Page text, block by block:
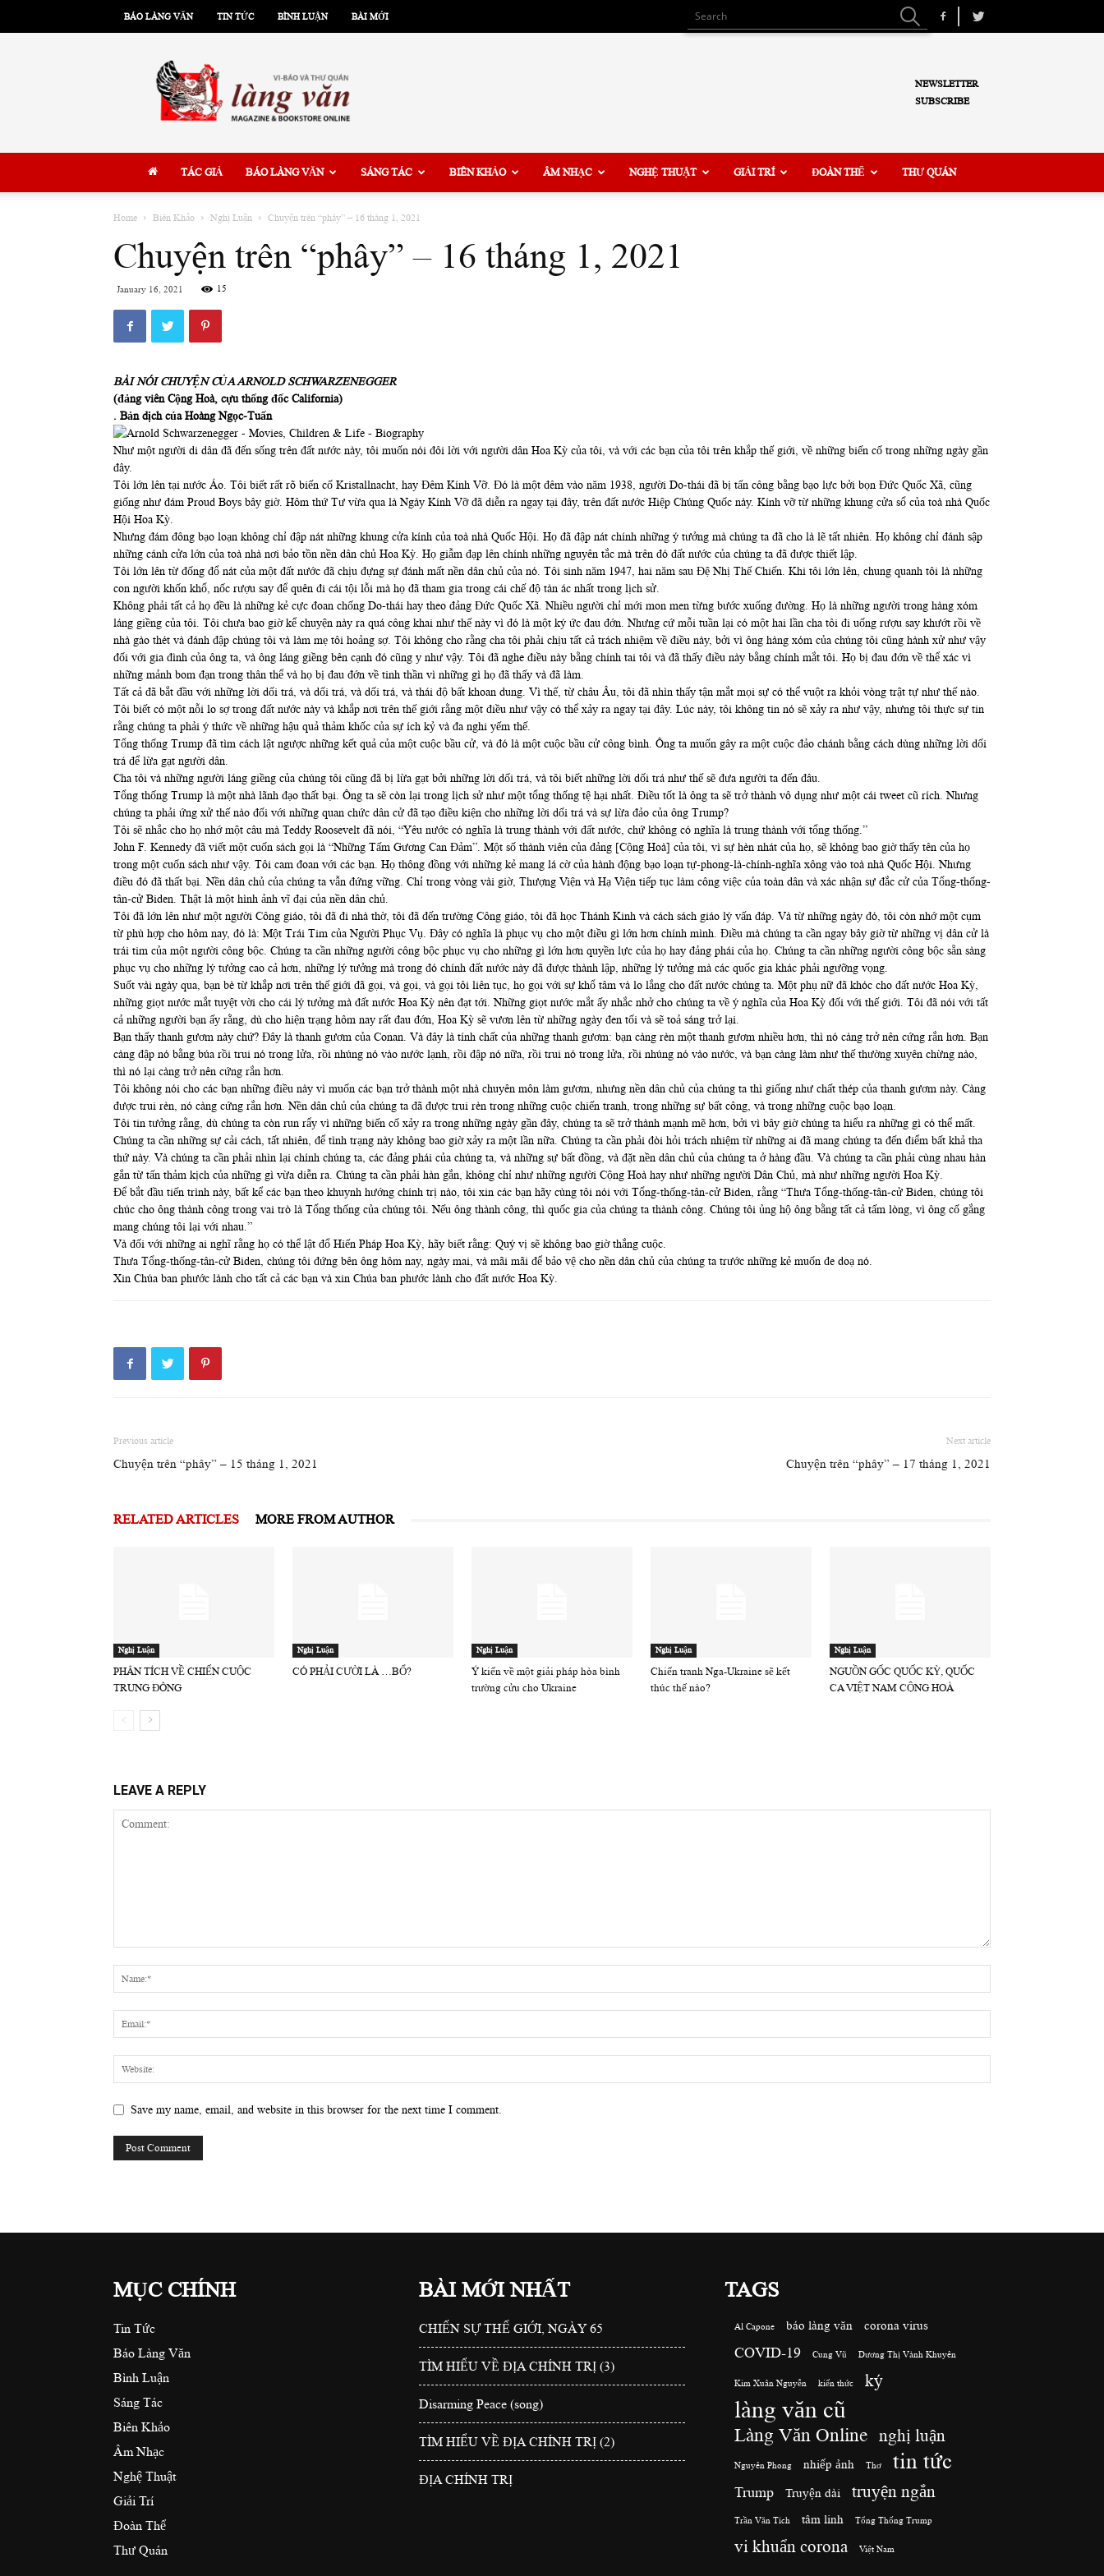
BÁO LÀNG VĂN TIN TỨC BÌNH LUẬN BÀI MỚI
Văn
NEWSLETTER
SUBSCRIBE
TÁC GIẢ BÁO LÀNG VĂN SÁNG TÁC BIÊN KHẢO ÂM NHẠC NGHỆ THUẬT GIẢI TRÍ ĐOÀN THỂ THƯ QUÁN
Home Biên Khảo Nghị Luận Chuyện trên “phây” – 16 tháng 1, 2021
Chuyện trên “phây” – 16 tháng 1, 2021
January 16, 2021 15
BÀI NÓI CHUYỆN CỦA ARNOLD SCHWARZENEGGER
(đảng viên Cộng Hoà, cựu thống đốc California)
. Bản dịch của Hoàng Ngọc-Tuấn
Như một người di dân đã đến sống trên đất nước này, tôi muốn nói đôi lời với người dân Hoa Kỳ của tôi, và với các bạn của tôi trên khắp thế giới, về những biến cố trong những ngày gần
đây.
Tôi lớn lên tại nước Áo. Tôi biết rất rõ biến cố Kristallnacht, hay Đêm Kính Vỡ. Đó là một đêm vào năm 1938, người Do-thái đã bị tấn công bằng bạo lực bởi bọn Đức Quốc Xã, cũng
giống như đám Proud Boys bây giờ. Hôm thứ Tư vừa qua là Ngày Kính Vỡ đã diễn ra ngay tại đây, trên đất nước Hiệp Chúng Quốc này. Kính vỡ từ những khung cửa sổ của toà nhà Quốc
Hội Hoa Kỳ.
Nhưng đám đông bạo loạn không chỉ đập nát những khung cửa kính của toà nhà Quốc Hội. Họ đã đập nát chính những ý tưởng mà chúng ta đã cho là lẽ tất nhiên. Họ không chỉ đánh sập
những cánh cửa lớn của toà nhà nơi bảo tồn nền dân chủ Hoa Kỳ. Họ giẫm đạp lên chính những nguyên tắc mà trên đó đất nước của chúng ta đã được thiết lập.
Tôi lớn lên từ đống đổ nát của một đất nước đã chịu đựng sự đánh mất nền dân chủ của nó. Tôi sinh năm 1947, hai năm sau Đệ Nhị Thế Chiến. Khi tôi lớn lên, chung quanh tôi là những
con người khốn khổ, nốc rượu say để quên đi cái tội lỗi mà họ đã tham gia trong cái chế độ tàn ác nhất trong lịch sử.
Không phải tất cả họ đều là những kẻ cực đoan chống Do-thái hay theo đảng Đức Quốc Xã. Nhiều người chỉ mới mon men từng bước xuống đường. Họ là những người trong hàng xóm
láng giềng của tôi. Tôi chưa bao giờ kể chuyện này ra quá công khai như thế này vì đó là một ký ức đau đớn. Nhưng cứ mỗi tuần lại có một hai lần cha tôi đi uống rượu say khướt rồi về
nhà gào thét và đánh đập chúng tôi và làm mẹ tôi hoảng sợ. Tôi không cho rằng cha tôi phải chịu tất cả trách nhiệm về điều này, bởi vì ông hàng xóm của chúng tôi cũng hành xử như vậy
đối với gia đình của ông ta, và ông láng giềng bên cạnh đó cũng y như vậy. Tôi đã nghe điều này bằng chính tai tôi và đã thấy điều này bằng chính mắt tôi. Họ bị đau đớn về thể xác vì
những mảnh bom đạn trong thân thể và họ bị đau đớn về tinh thần vì những gì họ đã thấy và đã làm.
Tất cả đã bắt đầu với những lời dối trá, và dối trá, và dối trá, và thái độ bất khoan dung. Vì thế, từ châu Âu, tôi đã nhìn thấy tận mắt mọi sự có thể vuột ra khỏi vòng trật tự như thế nào.
Tôi biết có một nỗi lo sợ trong đất nước này và khắp nơi trên thế giới rằng một điều như vậy có thể xảy ra ngay tại đây. Lúc này, tôi không tin nó sẽ xảy ra như vậy, nhưng tôi thực sự tin
rằng chúng ta phải ý thức về những hậu quả thảm khốc của sự ích kỷ và đa nghi yếm thế.
Tổng thống Trump đã tìm cách lật ngược những kết quả của một cuộc bầu cử, và đó là một cuộc bầu cử công bình. Ông ta muốn gây ra một cuộc đảo chánh bằng cách dùng những lời dối
trá để lừa gạt người dân.
Cha tôi và những người láng giềng của chúng tôi cũng đã bị lừa gạt bởi những lời dối trá, và tôi biết những lời dối trá như thế sẽ đưa người ta đến đâu.
Tổng thống Trump là một nhà lãnh đạo thất bại. Ông ta sẽ còn lại trong lịch sử như một tổng thống tệ hại nhất. Điều tốt là ông ta sẽ trở thành vô dụng như một cái tweet cũ rích. Nhưng
chúng ta phải ứng xử thế nào đối với những quan chức dân cử đã tạo điều kiện cho những lời dối trá và sự lừa đảo của ông Trump?
Tôi sẽ nhắc cho họ nhớ một câu mà Teddy Roosevelt đã nói, “Yêu nước có nghĩa là trung thành với đất nước, chứ không có nghĩa là trung thành với tổng thống.”
John F. Kennedy đã viết một cuốn sách gọi là “Những Tấm Gương Can Đảm”. Một số thành viên của đảng [Cộng Hoà] của tôi, vì sự hèn nhát của họ, sẽ không bao giờ thấy tên của họ
trong một cuốn sách như vậy. Tôi cam đoan với các bạn. Họ thông đồng với những kẻ mang lá cờ của hành động bạo loạn tự-phong-là-chính-nghĩa xông vào toà nhà Quốc Hội. Nhưng
điều đó đã thất bại. Nền dân chủ của chúng ta vẫn đứng vững. Chỉ trong vòng vài giờ, Thượng Viện và Hạ Viện tiếp tục làm công việc của toàn dân và xác nhận sự đắc cử của Tổng-thống-
tân-cử Biden. Thật là một hình ảnh vĩ đại của nền dân chủ.
Tôi đã lớn lên như một người Công giáo, tôi đã đi nhà thờ, tôi đã đến trường Công giáo, tôi đã học Thánh Kinh và cách sách giáo lý vấn đáp. Và từ những ngày đó, tôi còn nhớ một cụm
từ phù hợp cho hôm nay, đó là: Một Trái Tim của Người Phục Vụ. Đây có nghĩa là phục vụ cho một điều gì lớn hơn chính mình. Điều mà chúng ta cần ngay bây giờ từ những vị dân cử là
trái tim của một người công bộc. Chúng ta cần những người công bộc phục vụ cho những gì lớn hơn quyền lực của họ hay đảng phái của họ. Chúng ta cần những người công bộc sẵn sàng
phục vụ cho những lý tưởng cao cả hơn, những lý tưởng mà trong đó chính đất nước này đã được thành lập, những lý tưởng mà các quốc gia khác phải ngưỡng vọng.
Suốt vài ngày qua, bạn bè từ khắp nơi trên thế giới đã gọi, và gọi, và gọi tôi liên tục, họ gọi với sự khổ tâm và lo lắng cho đất nước chúng ta. Một phụ nữ đã khóc cho đất nước Hoa Kỳ,
những giọt nước mắt tuyệt vời cho cái lý tưởng mà đất nước Hoa Kỳ nên đạt tới. Những giọt nước mắt ấy nhắc nhở cho chúng ta về ý nghĩa của Hoa Kỳ đối với thế giới. Tôi đã nói với tất
cả những người bạn ấy rằng, dù cho hiện trạng hôm nay rất đau đớn, Hoa Kỳ sẽ vươn lên từ những ngày đen tối và sẽ toả sáng trở lại.
Bạn thấy thanh gươm này chứ? Đây là thanh gươm của Conan. Và đây là tính chất của những thanh gươm: bạn càng rèn một thanh gươm nhiều hơn, thì nó càng trở nên cứng rắn hơn. Bạn
càng đập nó bằng búa rồi trui nó trong lửa, rồi nhúng nó vào nước lạnh, rồi đập nó nữa, rồi trui nó trong lửa, rồi nhúng nó vào nước, và bạn càng làm như thế thường xuyên chừng nào,
thì nó lại càng trở nên cứng rắn hơn.
Tôi không nói cho các bạn những điều này vì muốn các bạn trở thành một nhà chuyên môn làm gươm, nhưng nền dân chủ của chúng ta thì giống như chất thép của thanh gươm này. Càng
được trui rèn, nó càng cứng rắn hơn. Nền dân chủ của chúng ta đã được trui rèn trong những cuộc chiến tranh, trong những sự bất công, và trong những cuộc bạo loạn.
Tôi tin tưởng rằng, dù chúng ta còn run rẩy vì những biến cố xảy ra trong những ngày gần đây, chúng ta sẽ trở thành mạnh mẽ hơn, bởi vì bây giờ chúng ta hiểu ra những gì có thể mất.
Chúng ta cần những sự cải cách, tất nhiên, để tình trạng này không bao giờ xảy ra một lần nữa. Chúng ta cần phải đòi hỏi trách nhiệm từ những ai đã mang chúng ta đến điểm bất khả tha
thứ này. Và chúng ta cần phải nhìn lại chính chúng ta, các đảng phái của chúng ta, và những sự bất đồng, và đặt nền dân chủ của chúng ta ở hàng đầu. Và chúng ta cần phải cùng nhau hàn
gắn từ tấn thảm kịch của những gì vừa diễn ra. Chúng ta cần phải hàn gắn, không chỉ như những người Cộng Hoà hay như những người Dân Chủ, mà như những người Hoa Kỳ.
Để bắt đầu tiến trình này, bất kể các bạn theo khuynh hướng chính trị nào, tôi xin các bạn hãy cùng tôi nói với Tổng-thống-tân-cử Biden, rằng “Thưa Tổng-thống-tân-cử Biden, chúng tôi
chúc cho ông thành công trong vai trò là Tổng thống của chúng tôi. Nếu ông thành công, thì quốc gia của chúng ta thành công. Chúng tôi ủng hộ ông bằng tất cả tấm lòng, vì ông cố gắng
mang chúng tôi lại với nhau.”
Và đối với những ai nghĩ rằng họ có thể lật đổ Hiến Pháp Hoa Kỳ, hãy biết rằng: Quý vị sẽ không bao giờ thắng cuộc.
Thưa Tổng-thống-tân-cử Biden, chúng tôi đứng bên ông hôm nay, ngày mai, và mãi mãi để bảo vệ cho nền dân chủ của chúng ta trước những kẻ muốn đe doạ nó.
Xin Chúa ban phước lành cho tất cả các bạn và xin Chúa ban phước lành cho đất nước Hoa Kỳ.
Previous article
Chuyện trên “phây” – 15 tháng 1, 2021
Next article
Chuyện trên “phây” – 17 tháng 1, 2021
RELATED ARTICLES MORE FROM AUTHOR
Nghị Luận
PHÂN TÍCH VỀ CHIẾN CUỘC
TRUNG ĐÔNG
Nghị Luận
CÓ PHẢI CƯỜI LÀ …BỔ?
Nghị Luận
Ý kiến về một giải pháp hòa bình
trường cửu cho Ukraine
Nghị Luận
Chiến tranh Nga-Ukraine sẽ kết
thúc thế nào?
Nghị Luận
NGUỒN GỐC QUỐC KỲ, QUỐC
CA VIỆT NAM CỘNG HOÀ
LEAVE A REPLY
Save my name, email, and website in this browser for the next time I comment.
MỤC CHÍNH
Tin Tức
Báo Làng Văn
Bình Luận
Sáng Tác
Biên Khảo
Âm Nhạc
Nghệ Thuật
Giải Trí
Đoàn Thể
Thư Quán
BÀI MỚI NHẤT
CHIẾN SỰ THẾ GIỚI, NGÀY 65
TÌM HIỂU VỀ ĐỊA CHÍNH TRỊ (3)
Disarming Peace (song)
TÌM HIỂU VỀ ĐỊA CHÍNH TRỊ (2)
ĐỊA CHÍNH TRỊ
TAGS
Al Capone báo làng văn corona virus
COVID-19 Cung Vũ Dương Thị Vành Khuyên
Kim Xuân Nguyễn kiến thức ký
làng văn cũ
Làng Văn Online nghị luận
Nguyên Phong nhiếp ảnh Thơ tin tức
Trump Truyện dài truyện ngắn
Trần Văn Tích tâm linh Tổng Thống Trump
vi khuẩn corona Việt Nam